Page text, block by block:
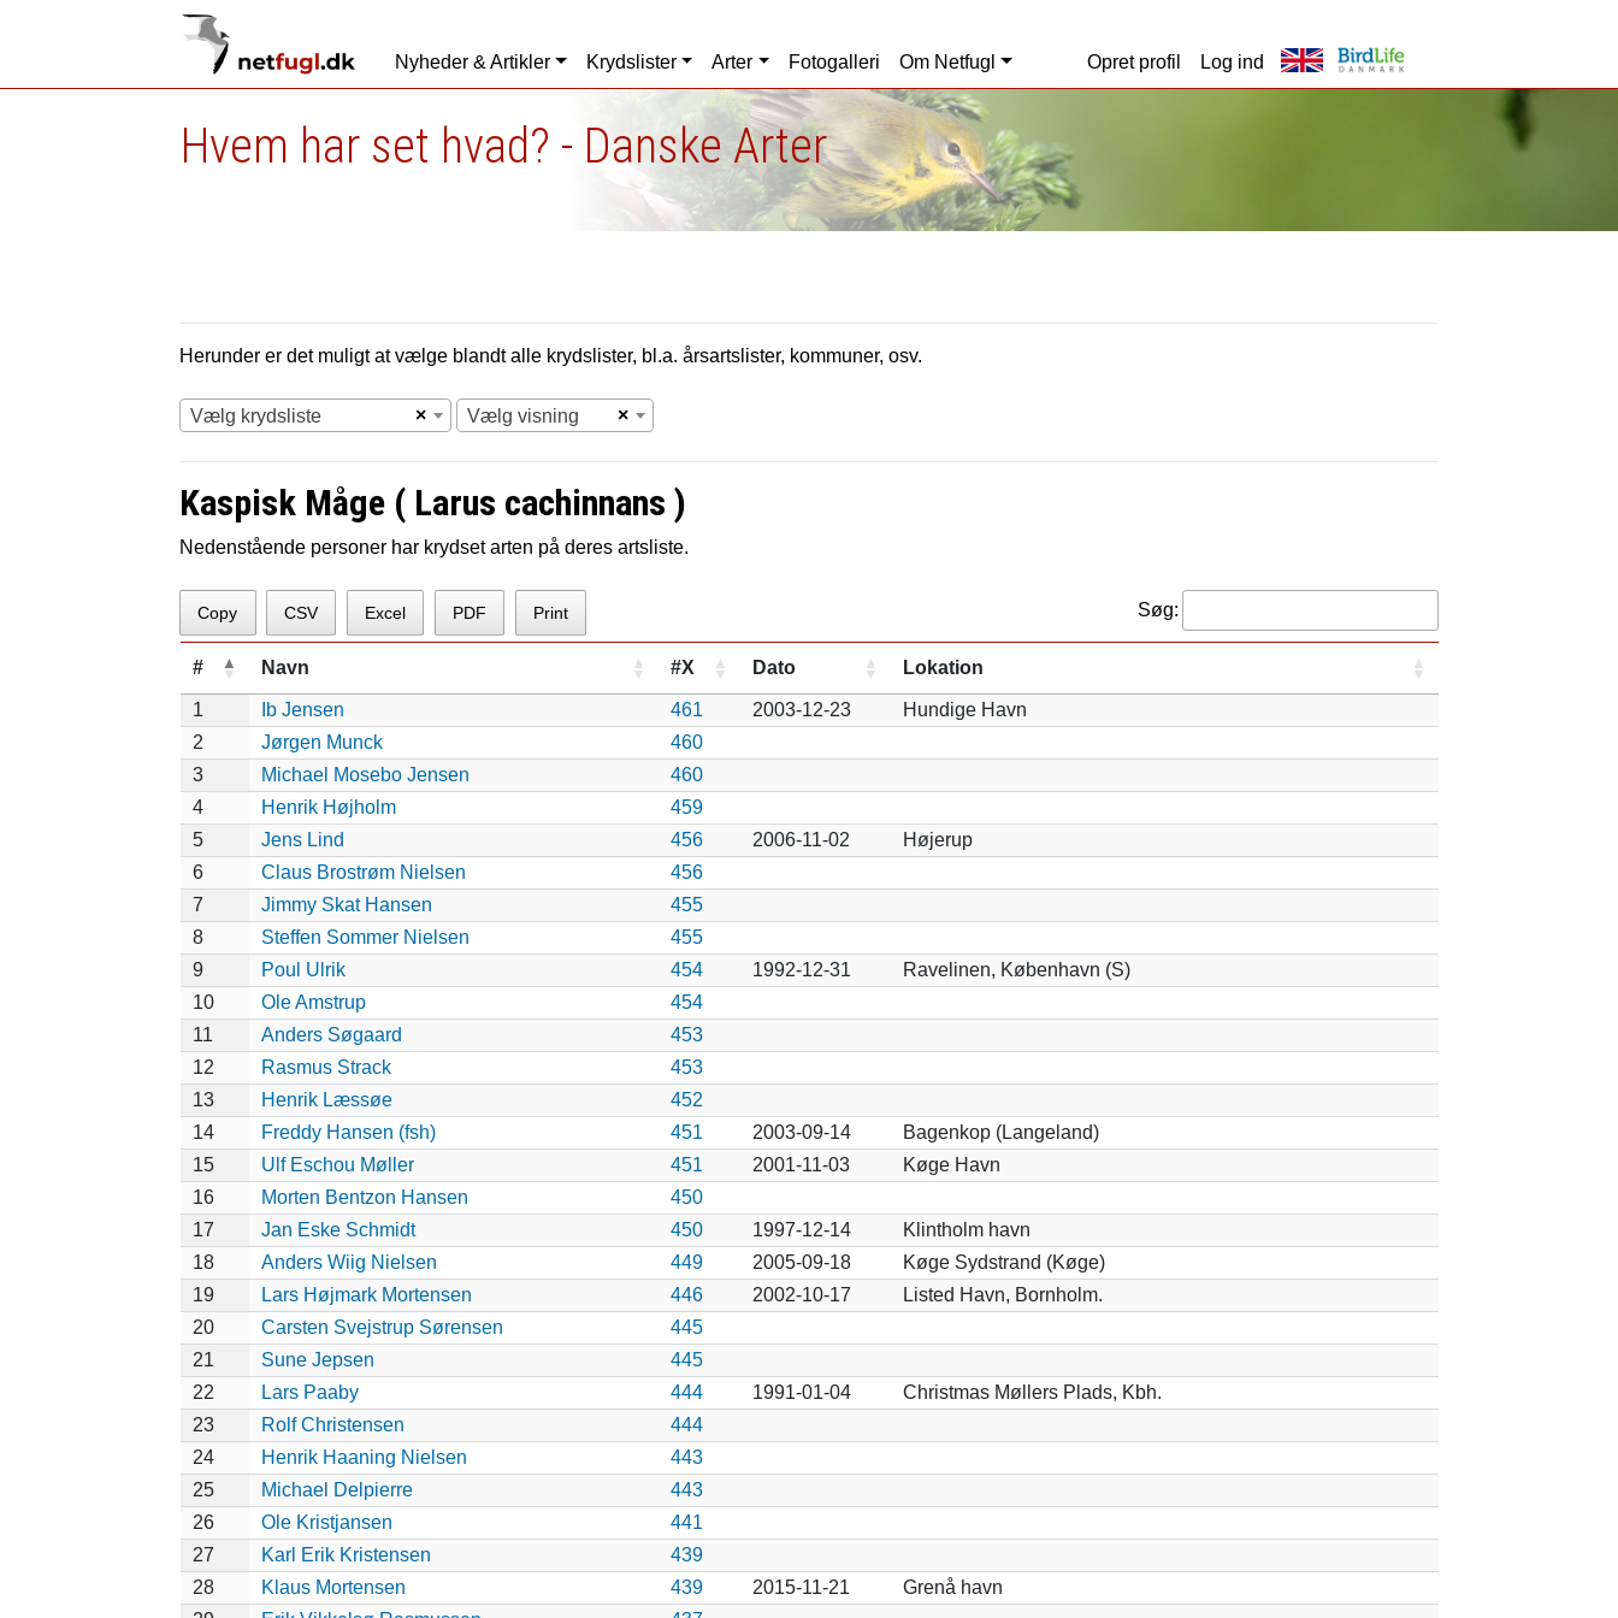
Nyheder & Artikler Krydslister Arter Fotogalleri Om Netfugl Opret profil Log ind
Hvem har set hvad? - Danske Arter
Herunder er det muligt at vælge blandt alle krydslister, bl.a. årsartslister, kommuner, osv.
×
Vælg krydsliste ×
Vælg visning
Kaspisk Måge ( Larus cachinnans )
Nedenstående personer har krydset arten på deres artsliste.
Copy CSV Excel PDF Print Søg:
# Navn #X Dato Lokation
1 Ib Jensen 461 2003-12-23
Hundige Havn
2
Jørgen Munck
460
3
Michael Mosebo Jensen
460
4
Henrik Højholm
459
5
Jens Lind 456 2006-11-02
Højerup
6
Claus Brostrøm Nielsen
456
7
Jimmy Skat Hansen
455
8
Steffen Sommer Nielsen
455
9
Poul Ulrik 454 1992-12-31
Ravelinen, København (S)
10
Ole Amstrup
454
11
Anders Søgaard
453
12
Rasmus Strack
453
13
Henrik Læssøe
452
14
Freddy Hansen (fsh) 451 2003-09-14
Bagenkop (Langeland)
15
Ulf Eschou Møller 451 2001-11-03
Køge Havn
16
Morten Bentzon Hansen
450
17
Jan Eske Schmidt 450 1997-12-14
Klintholm havn
18
Anders Wiig Nielsen 449 2005-09-18
Køge Sydstrand (Køge)
19
Lars Højmark Mortensen 446 2002-10-17
Listed Havn, Bornholm.
20
Carsten Svejstrup Sørensen
445
21
Sune Jepsen
445
22
Lars Paaby 444 1991-01-04
Christmas Møllers Plads, Kbh.
23
Rolf Christensen
444
24
Henrik Haaning Nielsen
443
25
Michael Delpierre
443
26
Ole Kristjansen
441
27
Karl Erik Kristensen
439
28
Klaus Mortensen 439 2015-11-21
Grenå havn